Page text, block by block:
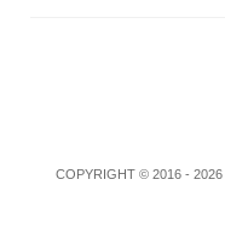
COPYRIGHT © 2016 - 2026